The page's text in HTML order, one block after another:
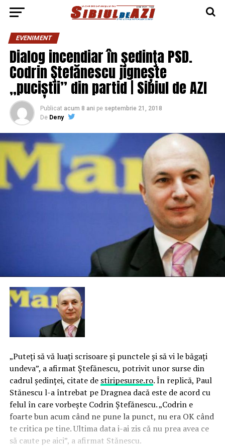
EVENIMENT
Dialog incendiar în şedinţa PSD.
Codrin Ştefănescu jignește
„puciștii” din partid | Sibiul de AZI
Publicat acum 8 ani pe septembrie 21, 2018
De Deny
„Puteţi să vă luaţi scrisoare şi punctele şi să vi le băgaţi
undeva”, a afirmat Ştefănescu, potrivit unor surse din
cadrul şedinţei, citate de stiripesurse.ro. În replică, Paul
Stănescu l-a întrebat pe Dragnea dacă este de acord cu
felul în care vorbeşte Codrin Ştefănescu. „Codrin e
foarte bun acum când ne pune la punct, nu era OK când
te critica pe tine. Ultima data i-ai zis că nu prea avea ce
să caute pe aici”, a afirmat Stănescu.